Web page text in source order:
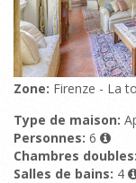
Zone: Firenze - La
Type de maison:
Personnes: 6
Chambres doubles:
Salles de bains: 4